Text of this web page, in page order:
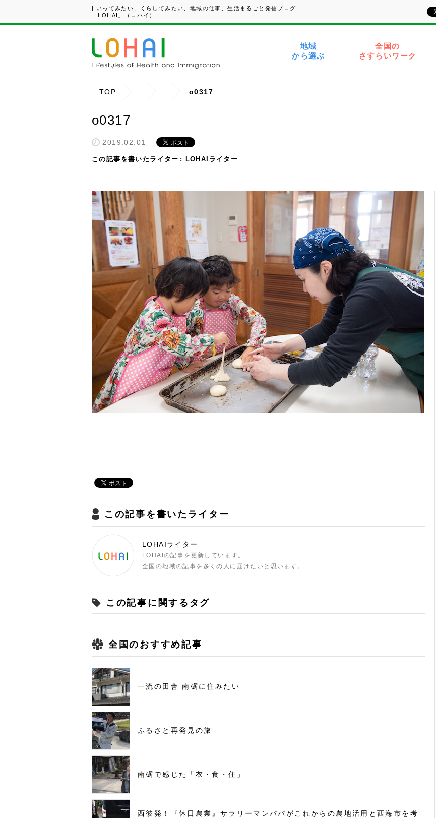
| いってみたい、くらしてみたい、地域の仕事、生活まるごと発信ブログ
「LOHAI」（ロハイ）
地域
から選ぶ
全国の
さすらいワーク
TOP o0317
o0317
2019.02.01
この記事を書いたライター LOHAIライター
この記事を書いたライター
LOHAIライター
LOHAIの記事を更新しています。
全国の地域の記事を多くの人に届けたいと思います。
この記事に関するタグ
全国のおすすめ記事
一流の田舎 南砺に住みたい
ふるさと再発見の旅
南砺で感じた「衣・食・住」
西彼発！『休日農業』サラリーマンパパがこれからの農地活用と西海市を考